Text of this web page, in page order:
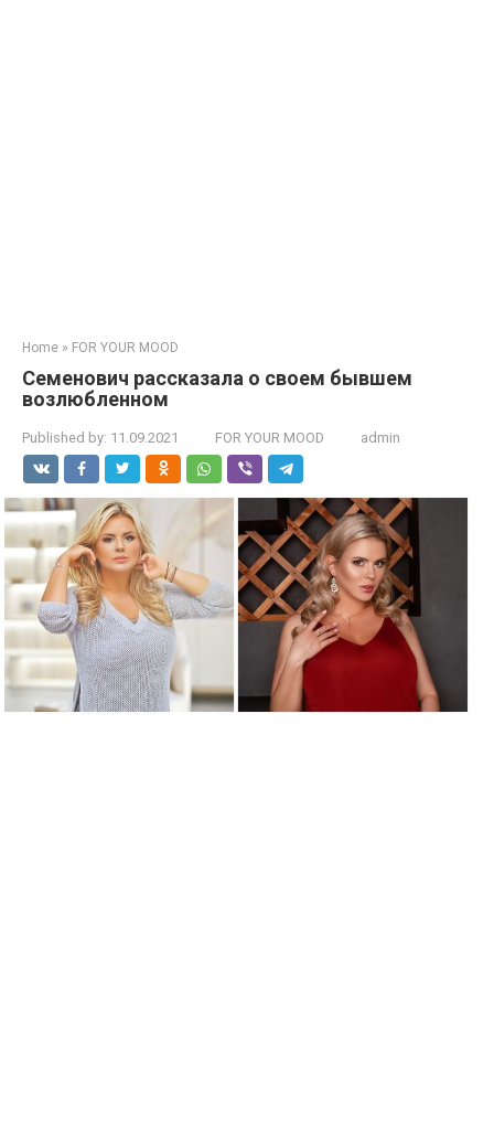
Home » FOR YOUR MOOD
Семенович рассказала о своем бывшем
возлюбленном
Published by: 11.09.2021 FOR YOUR MOOD admin